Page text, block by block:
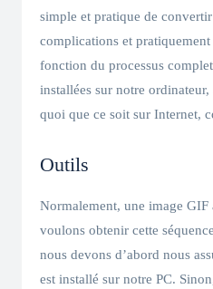
simple et pratique de
complications et
fonction du processus
installées sur notre
quoi que ce soit sur Internet,
Outils
Normalement, une image
voulons obtenir cette
nous devons d’abord nous
est installé sur notre PC.